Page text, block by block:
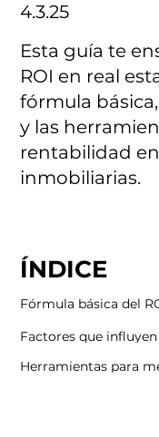
ÍNDICE
Fórmula básica del
Factores que influyen
Herramientas para
4.3.25
Esta guía te
ROI en real
fórmula
y las
rentabilidad
inmobiliarias.